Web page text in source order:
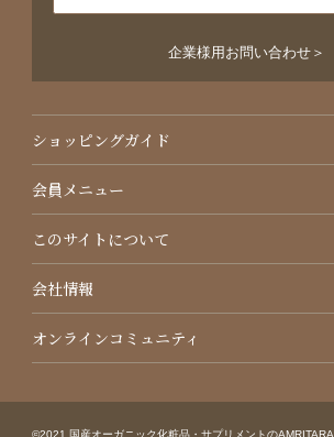
企業様用お問い合わせ＞
ショッピングガイド
会員メニュー
このサイトについて
会社情報
オンラインコミュニティ
©2021 国産オーガニック化粧品・サプリメントのAMRITARA